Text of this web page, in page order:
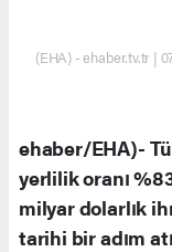
(EHA) - ehaber.tv.tr |
ehaber/EHA)-
yerlilik oranı
milyar dolarlık
tarihi bir adım